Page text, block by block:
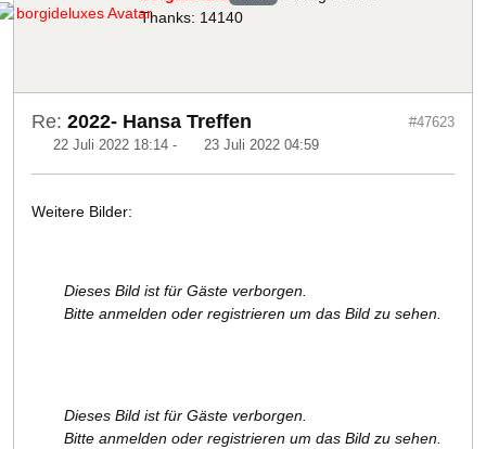
Thanks: 14140
Re: 2022- Hansa Treffen
22 Juli 2022 18:14 - 23 Juli 2022 04:59
#47623
Weitere Bilder:
Dieses Bild ist für Gäste verborgen.
Bitte anmelden oder registrieren um das Bild zu sehen.
Dieses Bild ist für Gäste verborgen.
Bitte anmelden oder registrieren um das Bild zu sehen.